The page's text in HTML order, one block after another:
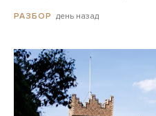
РАЗБОР день назад